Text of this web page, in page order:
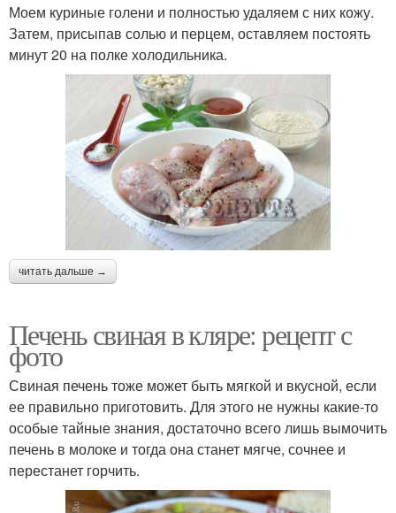
Моем куриные голени и полностью удаляем с них кожу.
Затем, присыпав солью и перцем, оставляем постоять
минут 20 на полке холодильника.
читать дальше →
Печень свиная в кляре: рецепт с
фото
Свиная печень тоже может быть мягкой и вкусной, если
ее правильно приготовить. Для этого не нужны какие-то
особые тайные знания, достаточно всего лишь вымочить
печень в молоке и тогда она станет мягче, сочнее и
перестанет горчить.